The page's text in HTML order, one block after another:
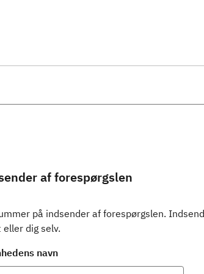
af forespørgslen
på indsender af forespørgslen.
dig selv.
navn